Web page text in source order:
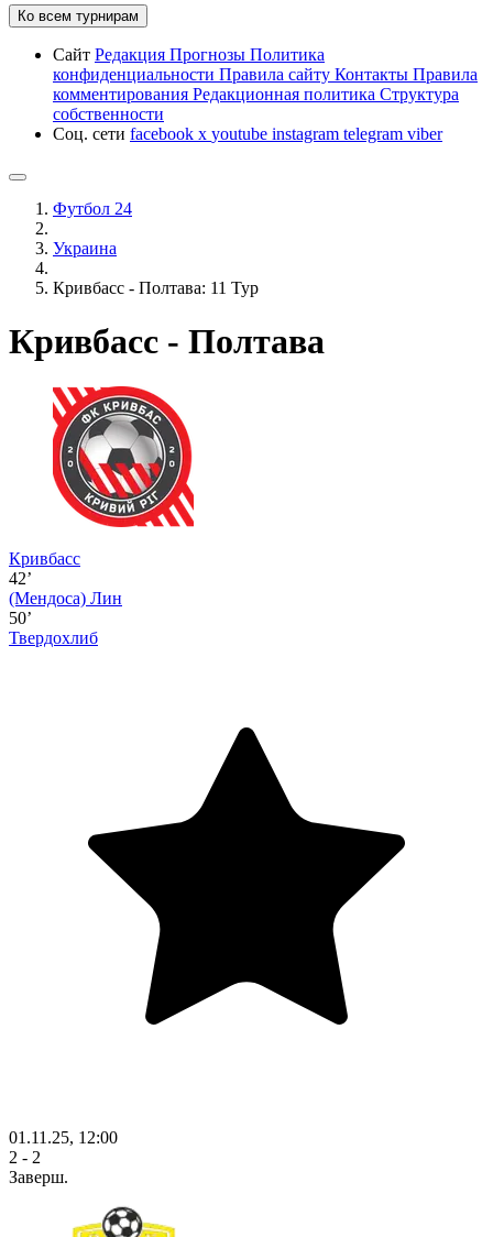
Ко всем турнирам
Сайт Редакция Прогнозы Политика
конфиденциальности Правила сайту Контакты Правила
комментирования Редакционная политика Структура
собственности
Соц. сети facebook x youtube instagram telegram viber
Футбол 24
Украина
Кривбасс - Полтава: 11 Тур
Кривбасс - Полтава
Кривбасс
42’
(Мендоса) Лин
50’
Твердохлиб
01.11.25, 12:00
2 - 2
Заверш.